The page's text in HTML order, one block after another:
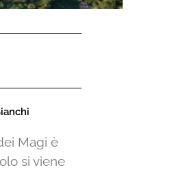
Magi è
si viene